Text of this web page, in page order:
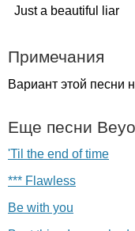
Just a beautiful liar
Примечания
Вариант этой песни
Еще песни
'Til the end of time
*** Flawless
Be with you